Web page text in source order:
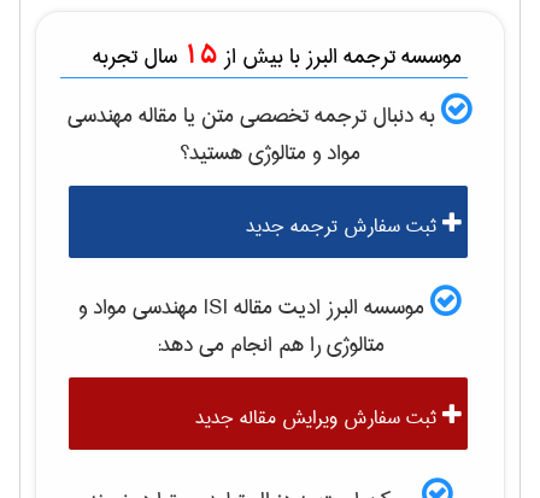
موسسه ترجمه البرز با بیش از 15 سال تجربه
به دنبال ترجمه تخصصی متن یا مقالهمهندسی
مواد و متالوژیهستید؟
ثبت سفارش ترجمه جدید
موسسه البرز ادیت مقاله ISI
مهندسی مواد و
متالوژیرا هم انجام می دهد:
ثبت سفارش ویرایش مقاله جدید